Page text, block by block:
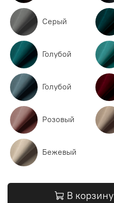
Серый
Голубой
Голубой
Розовый
Бежевый
В корзину